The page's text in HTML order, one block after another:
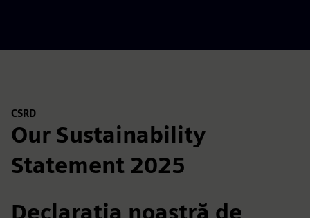
CSRD
Our Sustainability
Statement 2025
Declarația noastră de